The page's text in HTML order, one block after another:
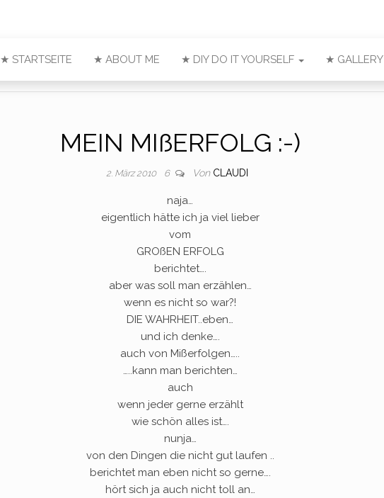
★ STARTSEITE ★ ABOUT ME ★ DIY DO IT YOURSELF ★ GALLERY
MEIN MIßERFOLG :-)
2. März 2010 6 Von CLAUDI
naja…
eigentlich hätte ich ja viel lieber
vom
GROßEN ERFOLG
berichtet….
aber was soll man erzählen…
wenn es nicht so war?!
DIE WAHRHEIT..eben…
und ich denke….
auch von Mißerfolgen…..
…..kann man berichten…
auch
wenn jeder gerne erzählt
wie schön alles ist….
nunja…
von den Dingen die nicht gut laufen ..
berichtet man eben nicht so gerne….
hört sich ja auch nicht toll an…